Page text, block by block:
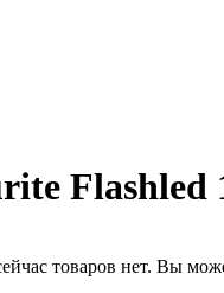
Flashled
товаров нет. Вы